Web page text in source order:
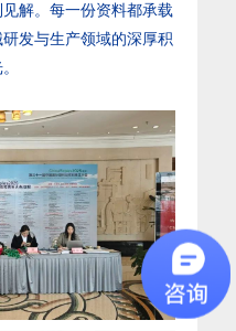
解。每一份资料都承载
发与生产领域的深厚积